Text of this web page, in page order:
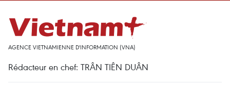
AGENCE VIETNAMIENNE D'INFORMATION (VNA)
Rédacteur en chef: TRÂN TIÊN DUÂN